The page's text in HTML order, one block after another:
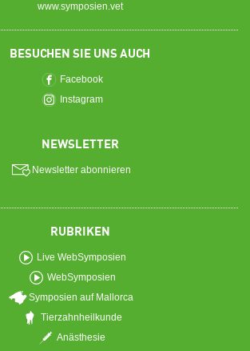
www.symposien.vet
BESUCHEN SIE UNS AUCH
Facebook
Instagram
NEWSLETTER
Newsletter abonnieren
RUBRIKEN
Live WebSymposien
WebSymposien
Symposien auf Mallorca
Tierzahnheilkunde
Anästhesie